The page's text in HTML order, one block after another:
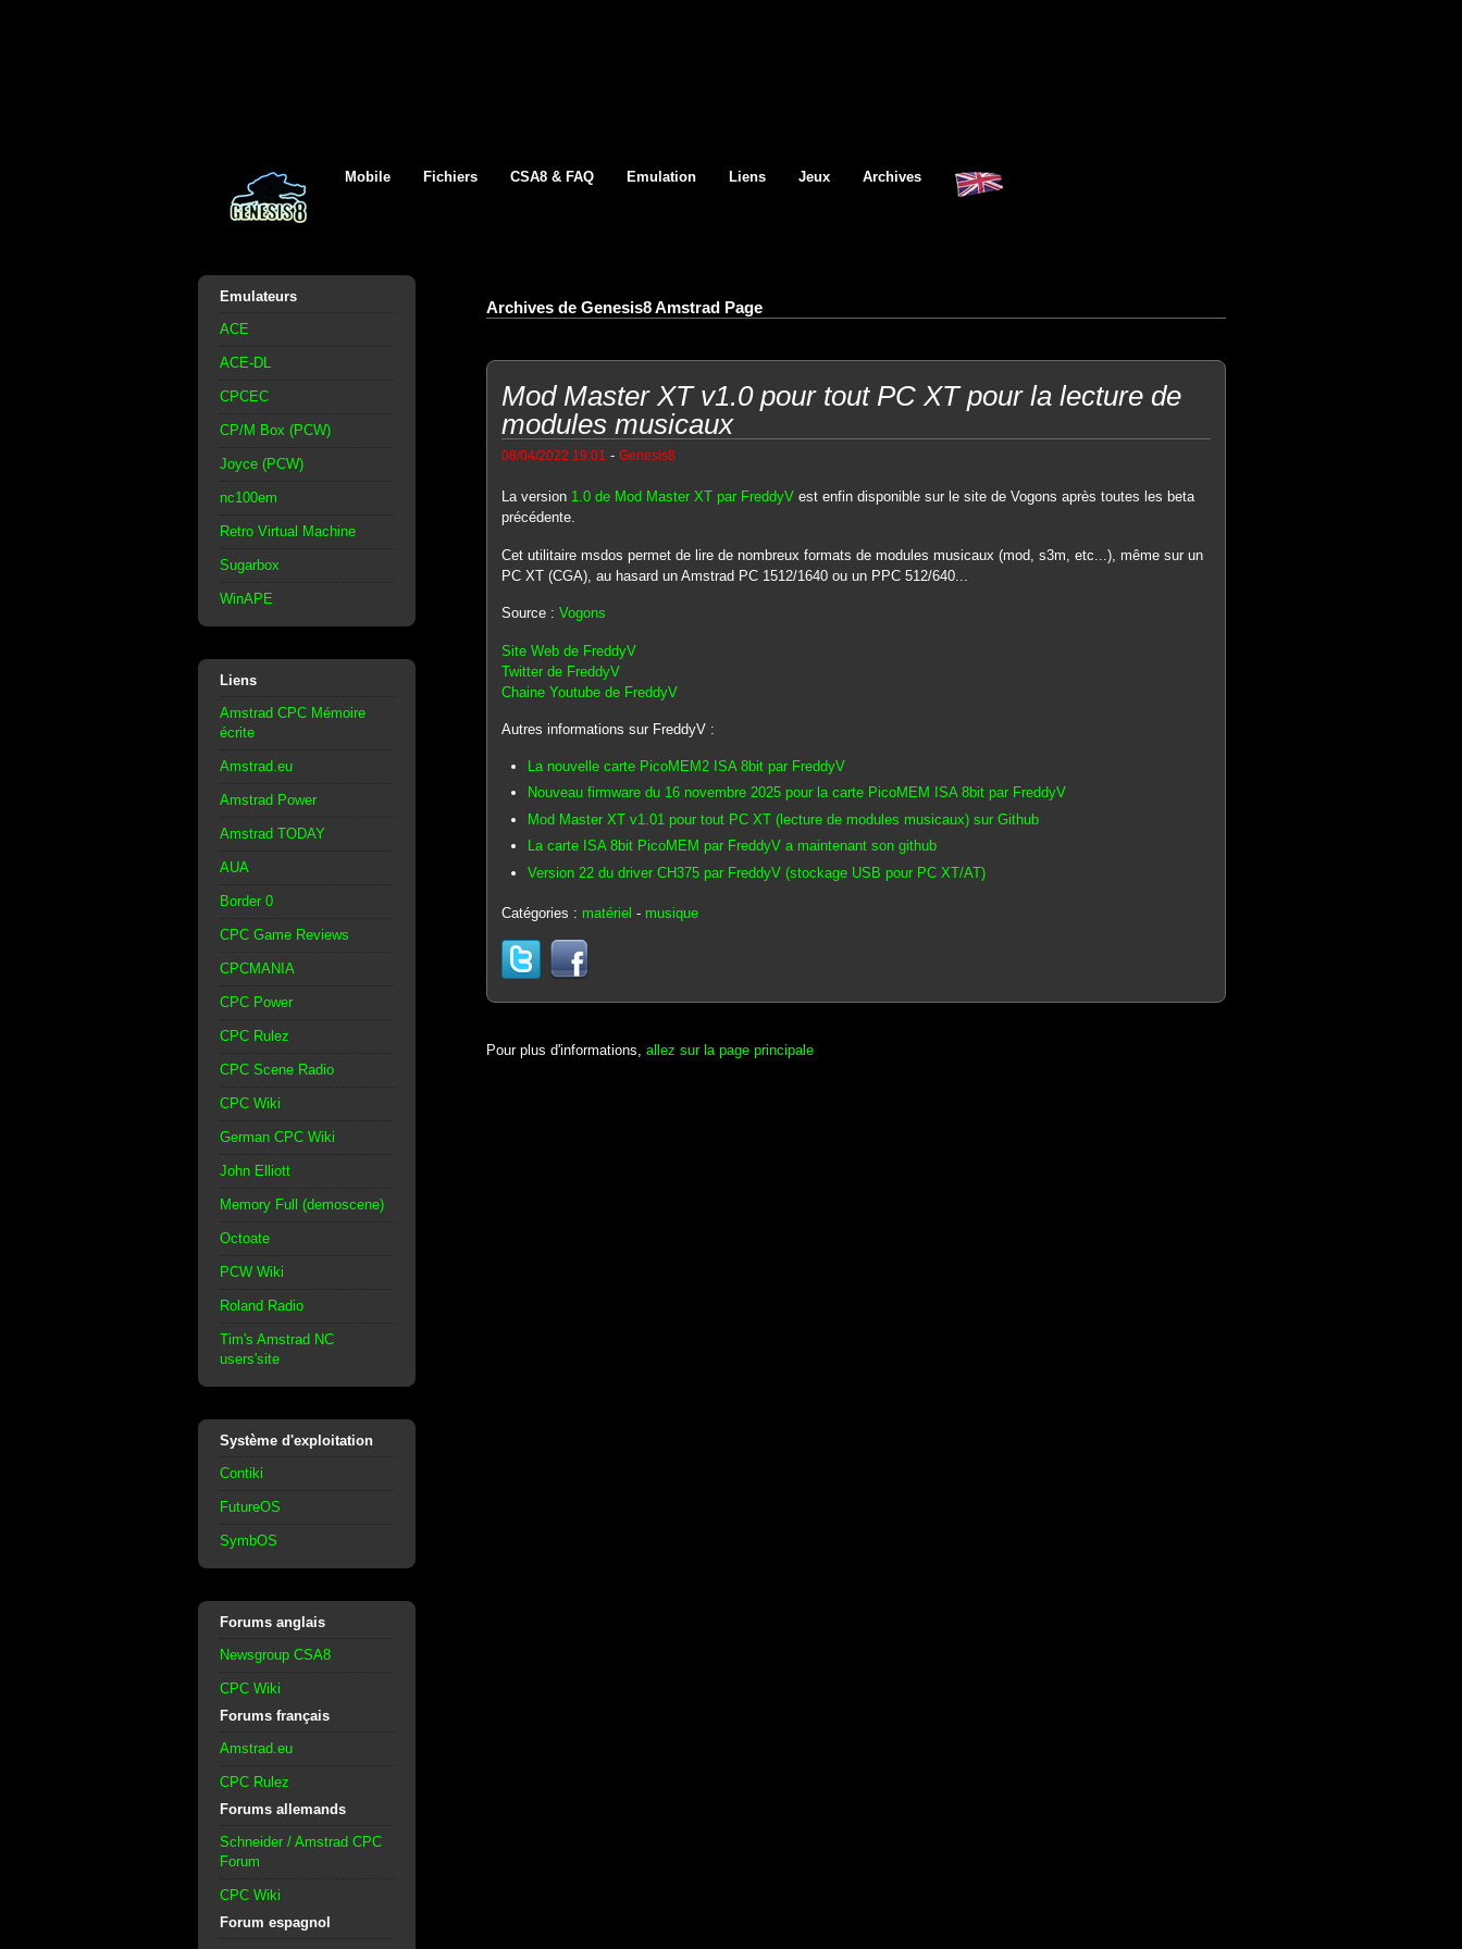
Mobile Fichiers CSA8 & FAQ Emulation Liens Jeux Archives
Emulateurs
ACE
ACE-DL
CPCEC
CP/M Box (PCW)
Joyce (PCW)
nc100em
Retro Virtual Machine
Sugarbox
WinAPE
Liens
Amstrad CPC Mémoire
écrite
Amstrad.eu
Amstrad Power
Amstrad TODAY
AUA
Border 0
CPC Game Reviews
CPCMANIA
CPC Power
CPC Rulez
CPC Scene Radio
CPC Wiki
German CPC Wiki
John Elliott
Memory Full (demoscene)
Octoate
PCW Wiki
Roland Radio
Tim's Amstrad NC
users'site
Système d'exploitation
Contiki
FutureOS
SymbOS
Forums anglais
Newsgroup CSA8
CPC Wiki
Forums français
Amstrad.eu
CPC Rulez
Forums allemands
Schneider / Amstrad CPC
Forum
CPC Wiki
Forum espagnol
Archives de Genesis8 Amstrad Page
Mod Master XT v1.0 pour tout PC XT pour la lecture de
modules musicaux
08/04/2022 19:01 - Genesis8
La version 1.0 de Mod Master XT par FreddyVest enfin disponible sur le site de Vogons après toutes les beta
précédente.
Cet utilitaire msdos permet de lire de nombreux formats de modules musicaux (mod, s3m, etc...), même sur un
PC XT (CGA), au hasard un Amstrad PC 1512/1640 ou un PPC 512/640...
Source : Vogons
Site Web de FreddyV
Twitter de FreddyV
Chaine Youtube de FreddyV
Autres informations sur FreddyV :
La nouvelle carte PicoMEM2 ISA 8bit par FreddyV
Nouveau firmware du 16 novembre 2025 pour la carte PicoMEM ISA 8bit par FreddyV
Mod Master XT v1.01 pour tout PC XT (lecture de modules musicaux) sur Github
La carte ISA 8bit PicoMEM par FreddyV a maintenant son github
Version 22 du driver CH375 par FreddyV (stockage USB pour PC XT/AT)
Catégories : matériel - musique
Pour plus d'informations, allez sur la page principale